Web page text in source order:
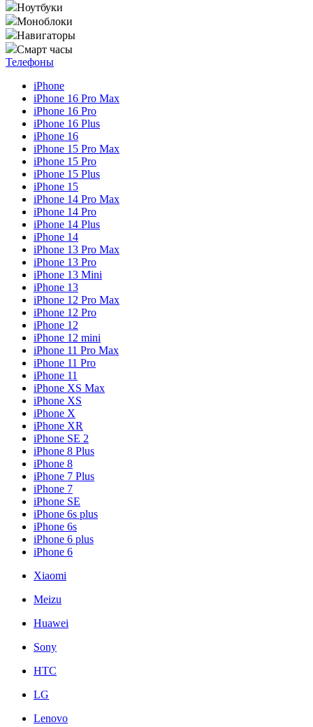
Ноутбуки
Моноблоки
Навигаторы
Смарт часы
Телефоны
iPhone
iPhone 16 Pro Max
iPhone 16 Pro
iPhone 16 Plus
iPhone 16
iPhone 15 Pro Max
iPhone 15 Pro
iPhone 15 Plus
iPhone 15
iPhone 14 Pro Max
iPhone 14 Pro
iPhone 14 Plus
iPhone 14
iPhone 13 Pro Max
iPhone 13 Pro
iPhone 13 Mini
iPhone 13
iPhone 12 Pro Max
iPhone 12 Pro
iPhone 12
iPhone 12 mini
iPhone 11 Pro Max
iPhone 11 Pro
iPhone 11
iPhone XS Max
iPhone XS
iPhone X
iPhone XR
iPhone SE 2
iPhone 8 Plus
iPhone 8
iPhone 7 Plus
iPhone 7
iPhone SE
iPhone 6s plus
iPhone 6s
iPhone 6 plus
iPhone 6
Xiaomi
Meizu
Huawei
Sony
HTC
LG
Lenovo